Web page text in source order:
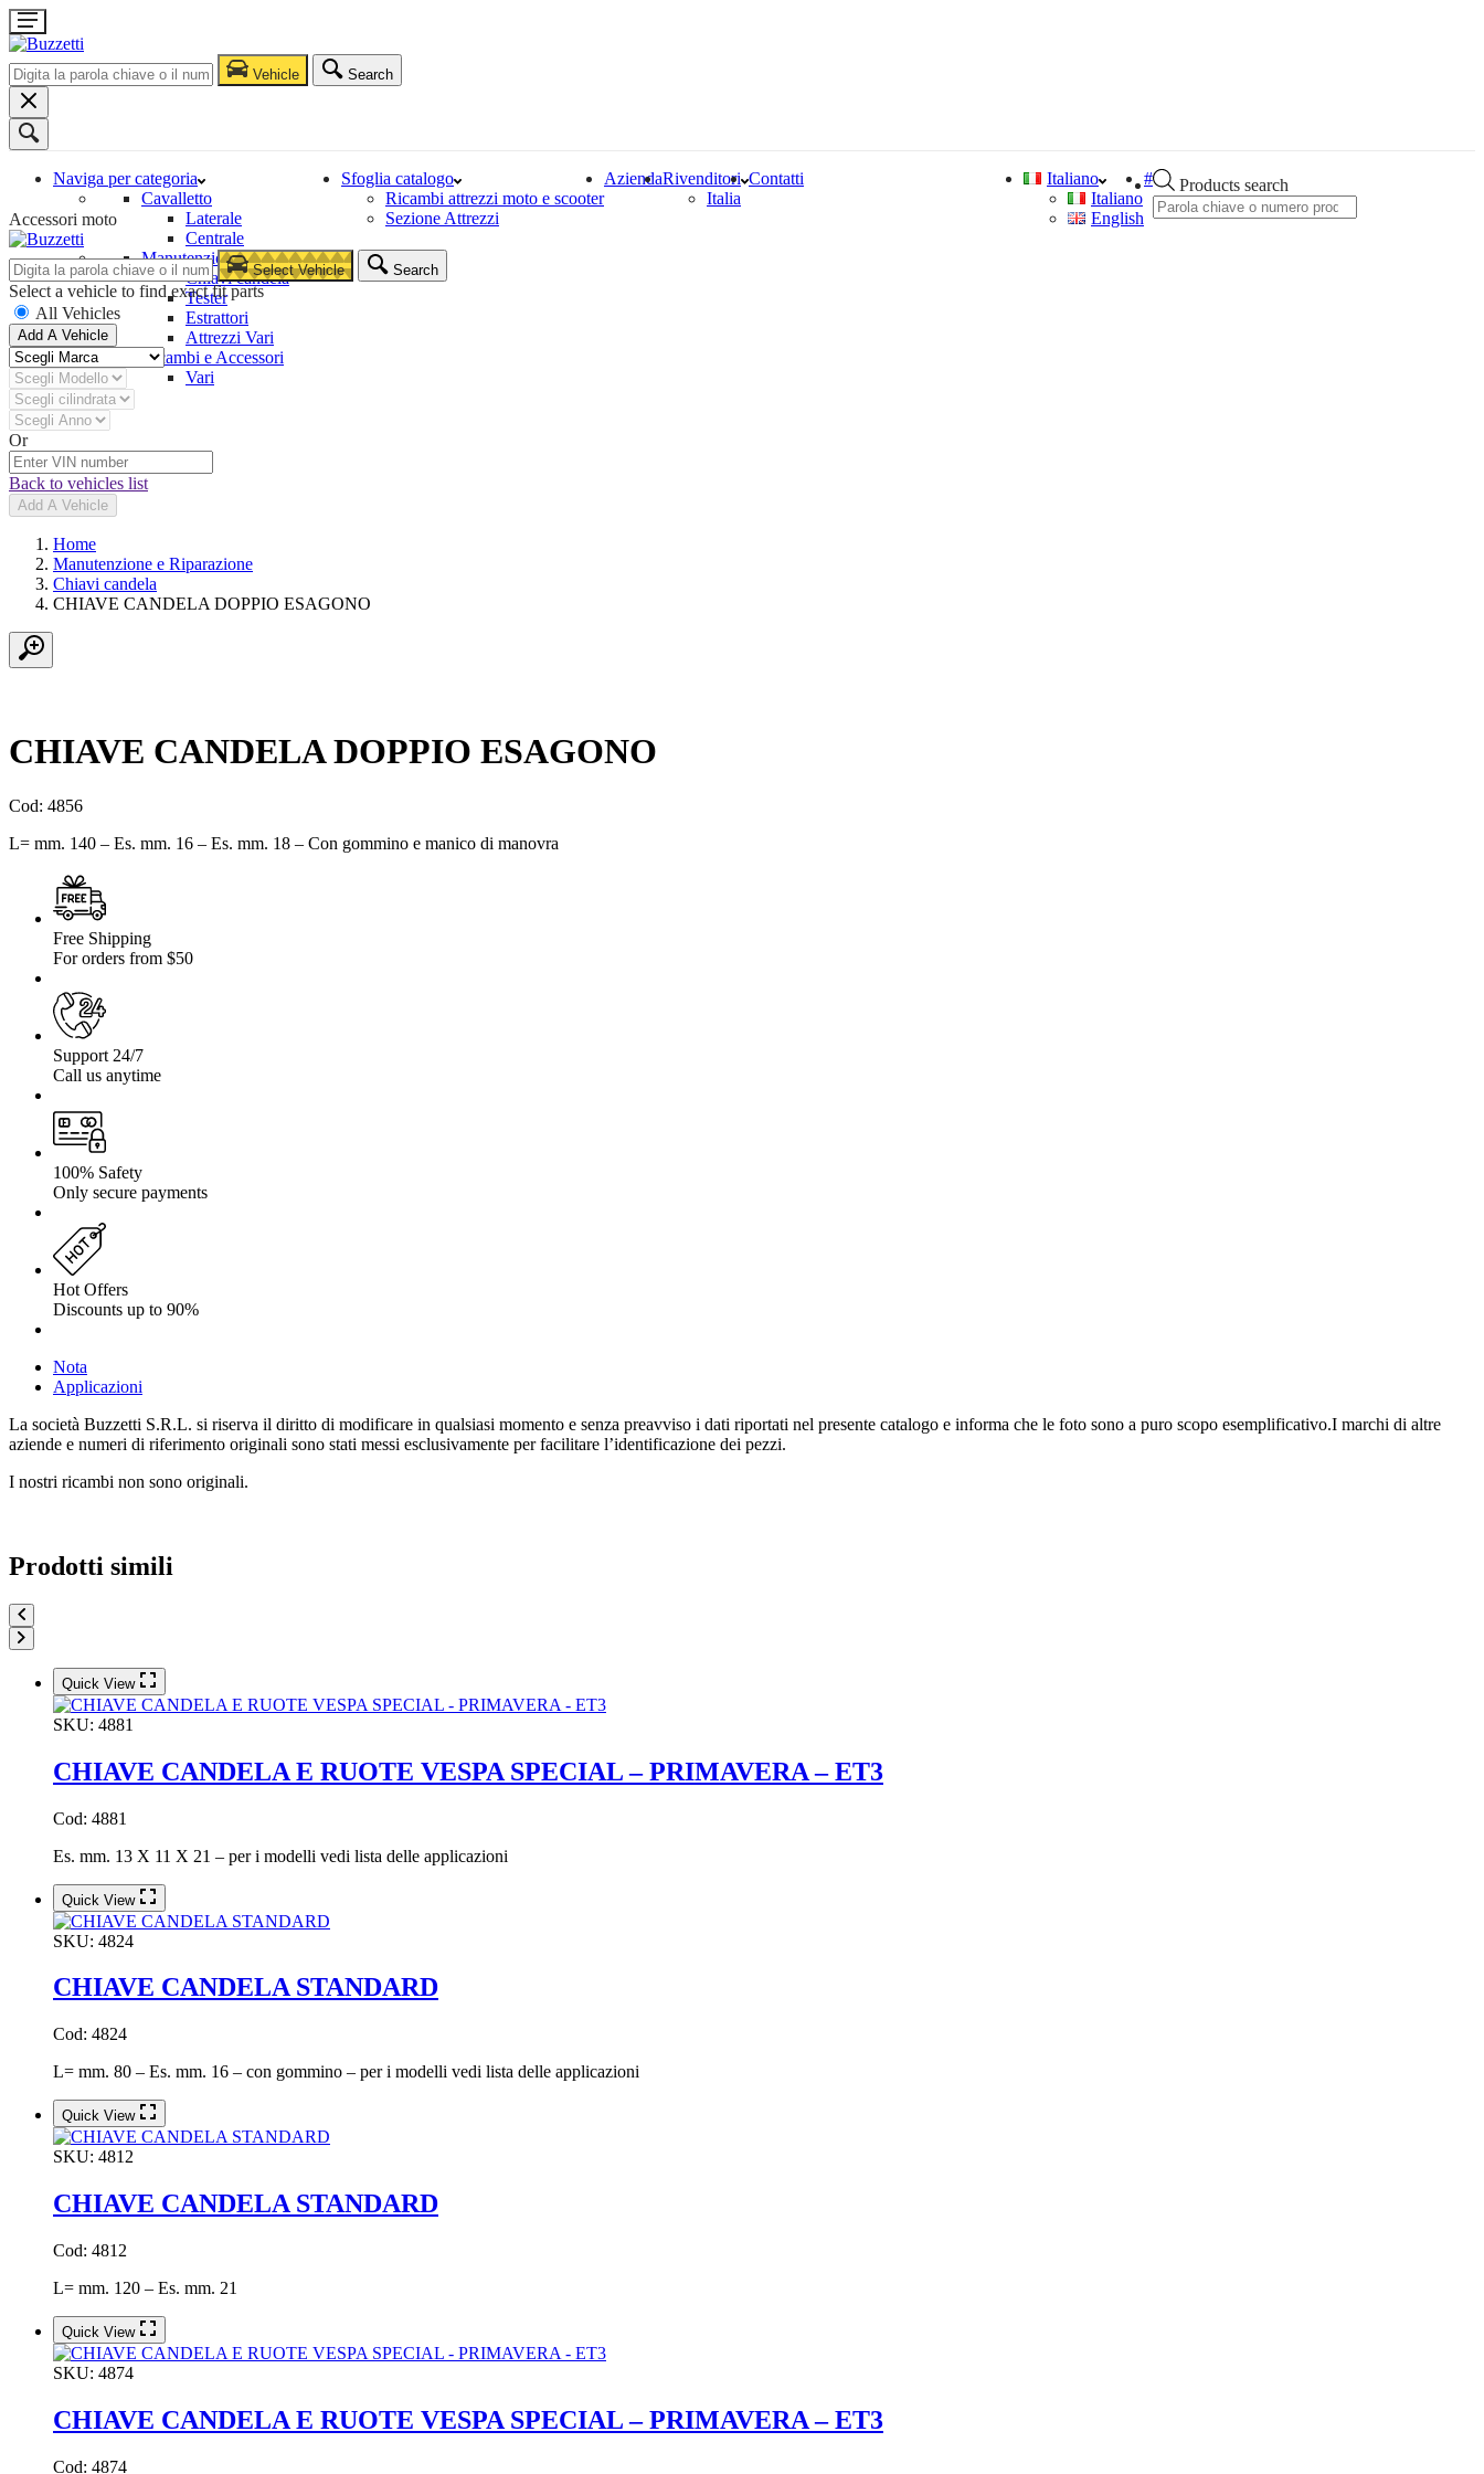
Vehicle Search
Naviga per categoria
Cavalletto
Laterale
Centrale
Manutenzione e Riparazione
Chiavi candela
Tester
Estrattori
Attrezzi Vari
Ricambi e Accessori
Vari
Sfoglia catalogo
Ricambi attrezzi moto e scooter
Sezione Attrezzi
AziendaRivenditori
Italia
Contatti
Italiano
Italiano
English
#
Products search
Accessori moto
Select Vehicle Search
Select a vehicle to find exact fit parts
All Vehicles
Add A Vehicle
Or
Back to vehicles list
Add A Vehicle
Home
Manutenzione e Riparazione
Chiavi candela
CHIAVE CANDELA DOPPIO ESAGONO
CHIAVE CANDELA DOPPIO ESAGONO
Cod: 4856
L= mm. 140 – Es. mm. 16 – Es. mm. 18 – Con gommino e manico di manovra
Free Shipping
For orders from $50
Support 24/7
Call us anytime
100% Safety
Only secure payments
Hot Offers
Discounts up to 90%
Nota
Applicazioni
La società Buzzetti S.R.L. si riserva il diritto di modificare in qualsiasi momento e senza preavviso i dati riportati nel presente catalogo e informa che le foto sono a puro scopo esemplificativo.I marchi di altre
aziende e numeri di riferimento originali sono stati messi esclusivamente per facilitare l’identificazione dei pezzi.
I nostri ricambi non sono originali.
Prodotti simili
Quick View
SKU: 4881
CHIAVE CANDELA E RUOTE VESPA SPECIAL – PRIMAVERA – ET3
Cod: 4881
Es. mm. 13 X 11 X 21 – per i modelli vedi lista delle applicazioni
Quick View
SKU: 4824
CHIAVE CANDELA STANDARD
Cod: 4824
L= mm. 80 – Es. mm. 16 – con gommino – per i modelli vedi lista delle applicazioni
Quick View
SKU: 4812
CHIAVE CANDELA STANDARD
Cod: 4812
L= mm. 120 – Es. mm. 21
Quick View
SKU: 4874
CHIAVE CANDELA E RUOTE VESPA SPECIAL – PRIMAVERA – ET3
Cod: 4874